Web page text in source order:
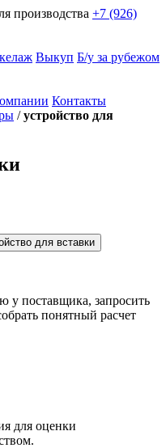
производства +7 (926)
Выкуп Б/у за рубежом
Контакты
/ устройство для
у поставщика, запросить
понятный расчет
для оценки